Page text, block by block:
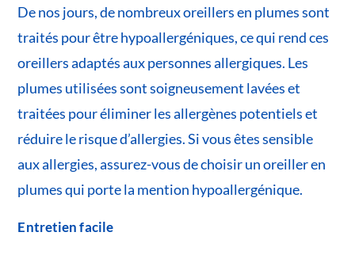
De nos jours, de nombreux oreillers en plumes sont
traités pour être hypoallergéniques, ce qui rend ces
oreillers adaptés aux personnes allergiques. Les
plumes utilisées sont soigneusement lavées et
traitées pour éliminer les allergènes potentiels et
réduire le risque d’allergies. Si vous êtes sensible
aux allergies, assurez-vous de choisir un oreiller en
plumes qui porte la mention hypoallergénique.
Entretien facile